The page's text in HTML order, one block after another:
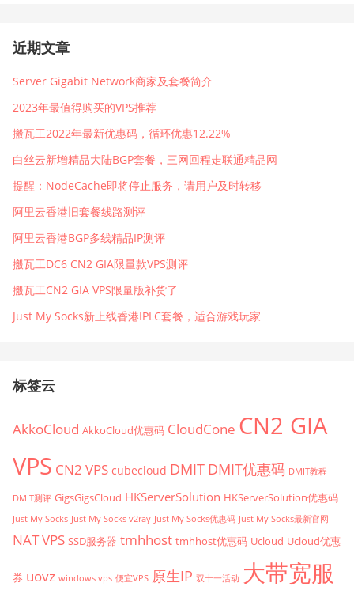
近期文章
Server Gigabit Network商家及套餐简介
2023年最值得购买的VPS推荐
搬瓦工2022年最新优惠码，循环优惠12.22%
白丝云新增精品大陆BGP套餐，三网回程走联通精品网
提醒：NodeCache即将停止服务，请用户及时转移
阿里云香港旧套餐线路测评
阿里云香港BGP多线精品IP测评
搬瓦工DC6 CN2 GIA限量款VPS测评
搬瓦工CN2 GIA VPS限量版补货了
Just My Socks新上线香港IPLC套餐，适合游戏玩家
标签云
AkkoCloud AkkoCloud优惠码 CloudCone CN2 GIA
VPS CN2 VPS cubecloud DMIT DMIT优惠码 DMIT教程
DMIT测评 GigsGigsCloud HKServerSolution HKServerSolution优惠码
Just My Socks Just My Socks v2ray Just My Socks优惠码 Just My Socks最新官网
NAT VPS SSD服务器 tmhhost tmhhost优惠码 Ucloud Ucloud优惠
券 uovz windows vps 便宜VPS 原生IP 双十一活动 大带宽服